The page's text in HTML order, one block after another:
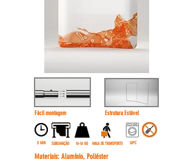
Estrutura Estável
Fácil montagem
30ºC
MALA DE TRANSPORTE
14-16 KG
Materiais: Alumínio, Poliéster
5 MIN SUBLIMAÇÃO